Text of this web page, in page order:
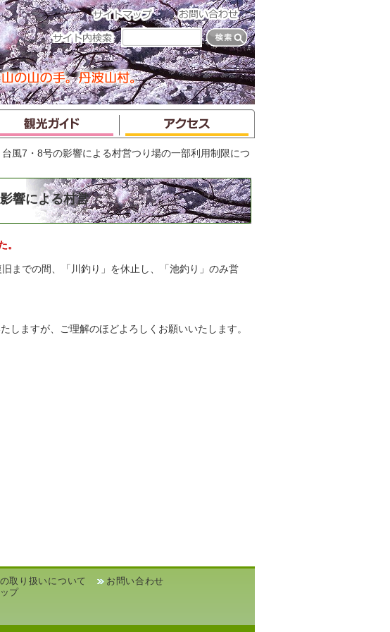
風7・8号の影響による村営つり場の一部利用制限につ
響による村営
。
までの間、「川釣り」を休止し、「池釣り」のみ営
しますが、ご理解のほどよろしくお願いいたします。
取り扱いについて
お問い合わせ
プ